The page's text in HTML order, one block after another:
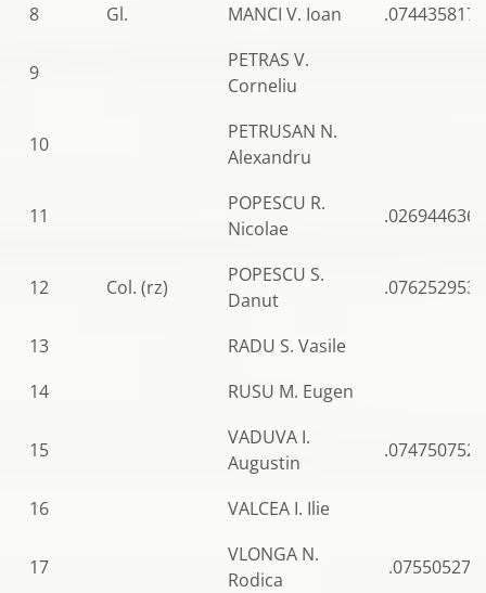
8
Gl. MANCI V. Ioan .0744358176
9
PETRAS V.
Corneliu
10
PETRUSAN N.
Alexandru
11
POPESCU R.
Nicolae
.0269446367
12 Col. (rz)
POPESCU S.
Danut
.0762529535
13
RADU S. Vasile
14
RUSU M. Eugen
15
VADUVA I.
Augustin
.0747507522
16 VALCEA I. Ilie
17
VLONGA N.
Rodica